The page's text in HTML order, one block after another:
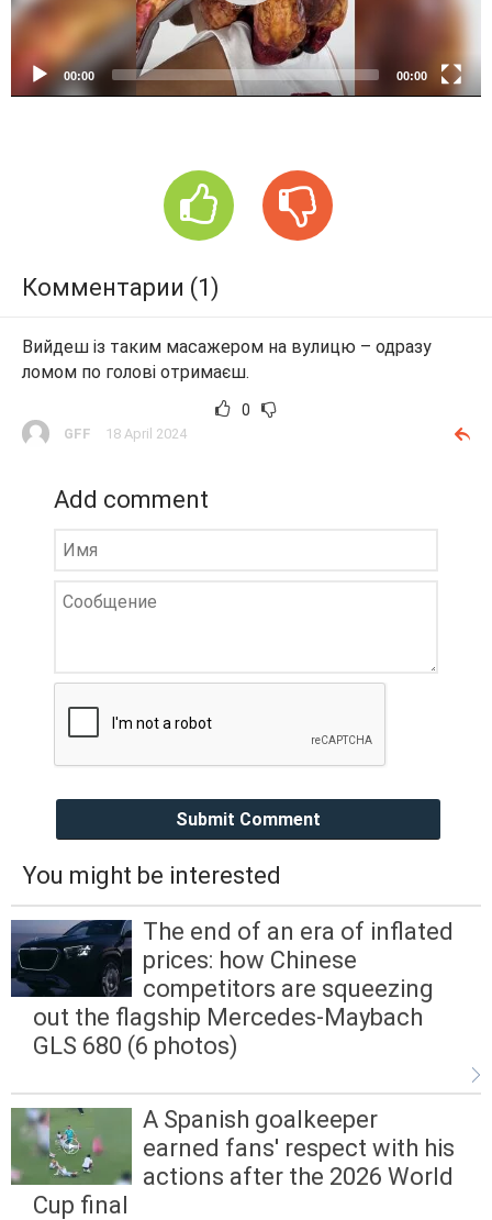
a
r
00:00 00:00
Комментарии (1)
Вийдеш із таким масажером на вулицю – одразу
ломом по голові отримаєш.
0
GFF 18 April 2024
Add comment
Submit Comment
You might be interested
The end of an era of inflated
prices: how Chinese
competitors are squeezing
out the flagship Mercedes-Maybach
GLS 680 (6 photos)
A Spanish goalkeeper
earned fans' respect with his
actions after the 2026 World
Cup final